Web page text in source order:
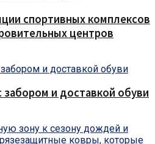
спортивных комплексов
центров
забором и доставкой обуви